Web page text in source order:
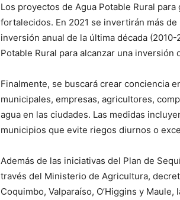
Los proyectos de Agua Potable Rural
fortalecidos. En 2021 se invertirán más
inversión anual de la última década
Potable Rural para alcanzar una
Finalmente, se buscará crear conciencia
municipales, empresas, agricultores,
agua en las ciudades. Las medidas
municipios que evite riegos diurnos o
Además de las iniciativas del Plan de
través del Ministerio de Agricultura,
Coquimbo, Valparaíso, O’Higgins y